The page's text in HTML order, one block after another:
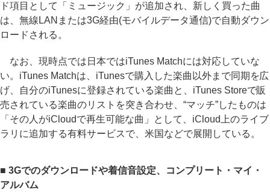
ド項目として「ミュージック」が追加され、新しく買った曲
は、無線LANまたは3G経由(モバイルデータ通信)で自動ダウン
ロードされる。
なお、現時点では日本ではiTunes Matchには対応していな
い。iTunes Matchは、iTunesで購入した楽曲以外まで同期を広
げ、自分のiTunesに登録されている楽曲と、iTunes Storeで販
売されている楽曲のリストを突き合わせ、“マッチ”したものは
「その人がiCloudで再生可能な曲」として、iCloud上のライブ
ラリに追加する有料サービスで、米国などで展開している。
■ 3Gでのダウンロードや着信音設定、コンプリート・マイ・
アルバム